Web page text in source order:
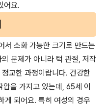
어요.
서 소화 가능한 크기로 만드는
문제가 아니라 턱 관절, 저작
교한 과정이랍니다. 건강한
을 가지고 있는데, 65세 이
되어요. 특히 여성의 경우